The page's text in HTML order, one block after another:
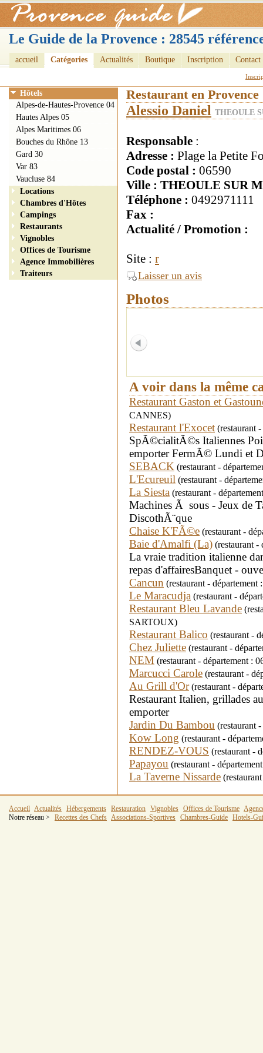
Le Guide de la Provence : 28545
accueil Catégories Actualités Boutique Inscription Contact
Restaurant en Provence
Alessio Daniel THEOULE
Responsable :
Adresse : Plage la Petite
Code postal : 06590
Ville : THEOULE SUR
Téléphone : 0492971111
Fax :
Actualité / Promotion :
Site : r
Laisser un avis
Photos
A voir dans la même
Restaurant Gaston et
CANNES)
Restaurant l'Exocet (restaurant
SpÃ©cialitÃ©s Italiennes
emporter FermÃ© Lundi et
SEBACK (restaurant -
L'Ecureuil (restaurant -
La Siesta (restaurant -
Machines Ã sous - Jeux de
DiscothÃ¨que
Chaise K'FÃ©e (restaurant -
Baie d'Amalfi (La) (restaurant
La vraie tradition italienne
repas d'affairesBanquet -
Cancun (restaurant -
Le Maracudja (restaurant -
Restaurant Bleu Lavande
SARTOUX)
Restaurant Balico (restaurant -
Chez Juliette (restaurant -
NEM (restaurant - département :
Marcucci Carole (restaurant -
Au Grill d'Or(restaurant -
Restaurant Italien, grillades
emporter
Jardin Du Bambou (restaurant
Kow Long (restaurant -
RENDEZ-VOUS (restaurant -
Papayou (restaurant -
La Taverne Nissarde
Hôtels
Alpes-de-Hautes-Provence 04
Hautes Alpes 05
Alpes Maritimes 06
Bouches du Rhône 13
Gard 30
Var 83
Vaucluse 84
Locations
Chambres d'Hôtes
Campings
Restaurants
Vignobles
Offices de Tourisme
Agence Immobilières
Traiteurs
Accueil Actualités Hébergements Restauration Vignobles Offices de Tourisme
Notre réseau >
Recettes des Chefs Associations-Sportives Chambres-Guide Hotels-